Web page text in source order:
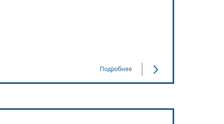
Подробнее